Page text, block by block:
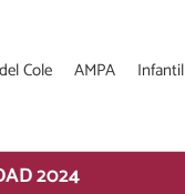
Cole AMPA
2024